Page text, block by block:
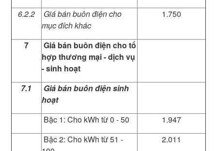
6.2.2
Giá bán buôn điện cho
mục đích khác
1.750
7
Giá bán buôn điện cho tổ
hợp thương mại - dịch vụ
- sinh hoạt
7.1
Giá bán buôn điện sinh
hoạt
Bậc 1: Cho kWh từ 0 - 50
1.947
Bậc 2: Cho kWh từ 51 -
2.011